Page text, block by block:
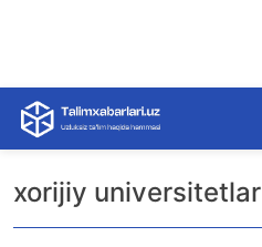
Skip
content
xorijiy universitetlar